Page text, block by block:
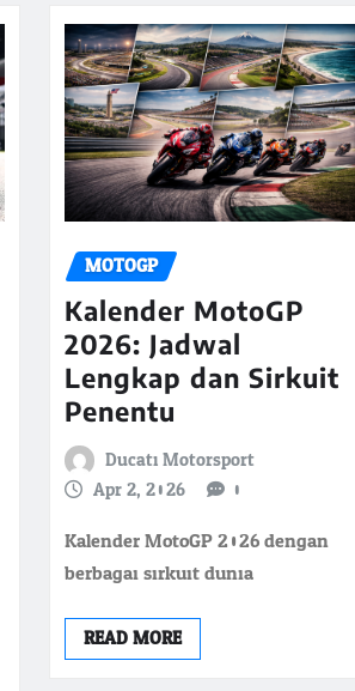
MOTOGP
Kalender MotoGP
2026: Jadwal
Lengkap dan Sirkuit
Penentu
Ducati Motorsport
Apr 2, 2026
0
Kalender MotoGP 2026 dengan
berbagai sirkuit dunia
READ MORE